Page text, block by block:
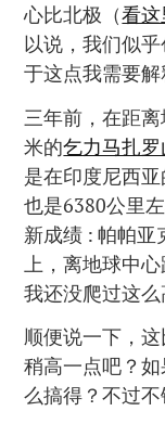
心比北极（看这
以说，我们似
于这点我需要
三年前，在距
米的乞力马扎
是在印度尼西
也是6380公里
新成绩 : 帕帕亚
上，离地球中
我还没爬过这么
顺便说一下，
稍高一点吧？
么搞得？不过